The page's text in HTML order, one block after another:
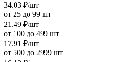
34.03 ₽/шт
от 25 до 99 шт
21.49 ₽/шт
от 100 до 499 шт
17.91 ₽/шт
от 500 до 2999 шт